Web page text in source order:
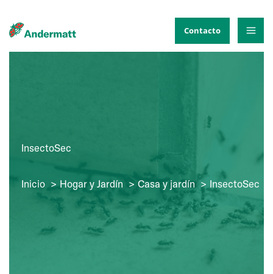
al
Contacto
InsectoSec
Inicio Hogar y Jardín Casa y jardín InsectoSec